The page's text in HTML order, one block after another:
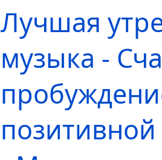
Лучшая
музыка -